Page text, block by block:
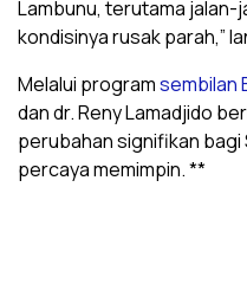
Lambunu, terutama jalan-
kondisinya rusak parah,”
Melalui programsembilan
dan dr. Reny Lamadjido
perubahan signifikan bagi
percaya memimpin. **